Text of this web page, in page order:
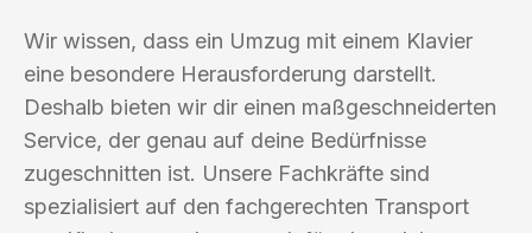
Wir wissen, dass ein Umzug mit einem Klavier
eine besondere Herausforderung darstellt.
Deshalb bieten wir dir einen maßgeschneiderten
Service, der genau auf deine Bedürfnisse
zugeschnitten ist. Unsere Fachkräfte sind
spezialisiert auf den fachgerechten Transport